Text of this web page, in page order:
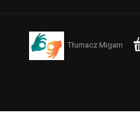
Tłumacz Migam